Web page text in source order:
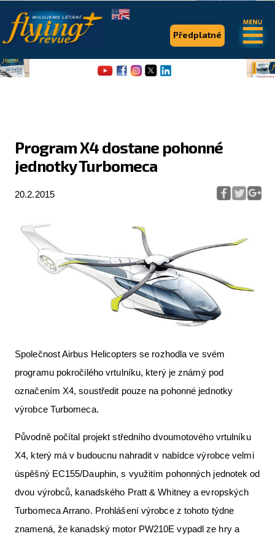
Program X4 dostane pohonné
jednotky Turbomeca
20.2.2015
Společnost Airbus Helicopters se rozhodla ve svém
programu pokročilého vrtulníku, který je známý pod
označením X4, soustředit pouze na pohonné jednotky
výrobce Turbomeca.
Původně počítal projekt středního dvoumotového vrtulníku
X4, který má v budoucnu nahradit v nabídce výrobce velmi
úspěšný EC155/Dauphin, s využitím pohonných jednotek od
dvou výrobců, kanadského Pratt & Whitney a evropských
Turbomeca Arrano. Prohlášení výrobce z tohoto týdne
znamená, že kanadský motor PW210E vypadl ze hry a
Předplatné
.
Flying Revue
Pro piloty
Série & speciály
Letecká videa
Aktuální FR + archiv
VFR Communication app
The SAFE Guide app
Nabídky práce v letectví
Inzerujte s námi
E-SHOP